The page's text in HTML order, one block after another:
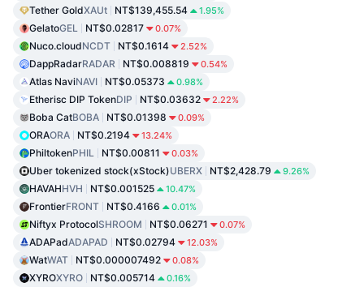
Tether GoldXAUt NT$139,455.54 1.95%
GelatoGEL NT$0.02817 0.07%
Nuco.cloudNCDT NT$0.1614 2.52%
DappRadarRADAR NT$0.008819 0.54%
Atlas NaviNAVI NT$0.05373 0.98%
Etherisc DIP TokenDIP NT$0.03632 2.22%
Boba CatBOBA NT$0.01398 0.09%
ORAORA NT$0.2194 13.24%
PhiltokenPHIL NT$0.00811 0.03%
Uber tokenized stock(xStock)UBERX NT$2,428.79 9.26%
HAVAHHVH NT$0.001525 10.47%
FrontierFRONT NT$0.4166 0.01%
Niftyx ProtocolSHROOM NT$0.06271 0.07%
ADAPadADAPAD NT$0.02794 12.03%
WatWAT NT$0.000007492 0.08%
XYROXYRO NT$0.005714 0.16%